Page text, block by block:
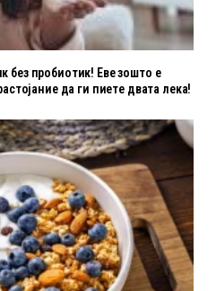
без пробиотик! Еве зошто е
да ги пиете двата лека!